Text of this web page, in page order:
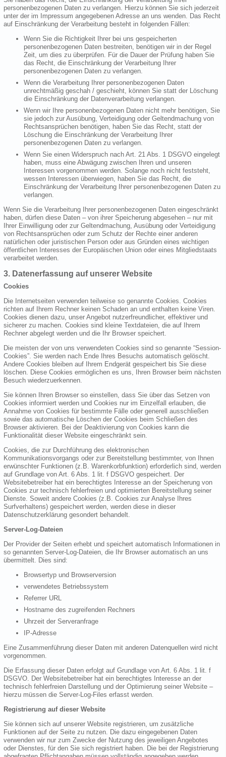
personenbezogenen Daten zu verlangen. Hierzu können Sie sich jederzeit
unter der im Impressum angegebenen Adresse an uns wenden. Das Recht
auf Einschränkung der Verarbeitung besteht in folgenden Fällen:
Wenn Sie die Richtigkeit Ihrer bei uns gespeicherten
personenbezogenen Daten bestreiten, benötigen wir in der Regel
Zeit, um dies zu überprüfen. Für die Dauer der Prüfung haben Sie
das Recht, die Einschränkung der Verarbeitung Ihrer
personenbezogenen Daten zu verlangen.
Wenn die Verarbeitung Ihrer personenbezogenen Daten
unrechtmäßig geschah / geschieht, können Sie statt der Löschung
die Einschränkung der Datenverarbeitung verlangen.
Wenn wir Ihre personenbezogenen Daten nicht mehr benötigen, Sie
sie jedoch zur Ausübung, Verteidigung oder Geltendmachung von
Rechtsansprüchen benötigen, haben Sie das Recht, statt der
Löschung die Einschränkung der Verarbeitung Ihrer
personenbezogenen Daten zu verlangen.
Wenn Sie einen Widerspruch nach Art. 21 Abs. 1 DSGVO eingelegt
haben, muss eine Abwägung zwischen Ihren und unseren
Interessen vorgenommen werden. Solange noch nicht feststeht,
wessen Interessen überwiegen, haben Sie das Recht, die
Einschränkung der Verarbeitung Ihrer personenbezogenen Daten zu
verlangen.
Wenn Sie die Verarbeitung Ihrer personenbezogenen Daten eingeschränkt
haben, dürfen diese Daten – von ihrer Speicherung abgesehen – nur mit
Ihrer Einwilligung oder zur Geltendmachung, Ausübung oder Verteidigung
von Rechtsansprüchen oder zum Schutz der Rechte einer anderen
natürlichen oder juristischen Person oder aus Gründen eines wichtigen
öffentlichen Interesses der Europäischen Union oder eines Mitgliedstaats
verarbeitet werden.
3. Datenerfassung auf unserer Website
Cookies
Die Internetseiten verwenden teilweise so genannte Cookies. Cookies
richten auf Ihrem Rechner keinen Schaden an und enthalten keine Viren.
Cookies dienen dazu, unser Angebot nutzerfreundlicher, effektiver und
sicherer zu machen. Cookies sind kleine Textdateien, die auf Ihrem
Rechner abgelegt werden und die Ihr Browser speichert.
Die meisten der von uns verwendeten Cookies sind so genannte “Session-
Cookies”. Sie werden nach Ende Ihres Besuchs automatisch gelöscht.
Andere Cookies bleiben auf Ihrem Endgerät gespeichert bis Sie diese
löschen. Diese Cookies ermöglichen es uns, Ihren Browser beim nächsten
Besuch wiederzuerkennen.
Sie können Ihren Browser so einstellen, dass Sie über das Setzen von
Cookies informiert werden und Cookies nur im Einzelfall erlauben, die
Annahme von Cookies für bestimmte Fälle oder generell ausschließen
sowie das automatische Löschen der Cookies beim Schließen des
Browser aktivieren. Bei der Deaktivierung von Cookies kann die
Funktionalität dieser Website eingeschränkt sein.
Cookies, die zur Durchführung des elektronischen
Kommunikationsvorgangs oder zur Bereitstellung bestimmter, von Ihnen
erwünschter Funktionen (z.B. Warenkorbfunktion) erforderlich sind, werden
auf Grundlage von Art. 6 Abs. 1 lit. f DSGVO gespeichert. Der
Websitebetreiber hat ein berechtigtes Interesse an der Speicherung von
Cookies zur technisch fehlerfreien und optimierten Bereitstellung seiner
Dienste. Soweit andere Cookies (z.B. Cookies zur Analyse Ihres
Surfverhaltens) gespeichert werden, werden diese in dieser
Datenschutzerklärung gesondert behandelt.
Server-Log-Dateien
Der Provider der Seiten erhebt und speichert automatisch Informationen in
so genannten Server-Log-Dateien, die Ihr Browser automatisch an uns
übermittelt. Dies sind:
Browsertyp und Browserversion
verwendetes Betriebssystem
Referrer URL
Hostname des zugreifenden Rechners
Uhrzeit der Serveranfrage
IP-Adresse
Eine Zusammenführung dieser Daten mit anderen Datenquellen wird nicht
vorgenommen.
Die Erfassung dieser Daten erfolgt auf Grundlage von Art. 6 Abs. 1 lit. f
DSGVO. Der Websitebetreiber hat ein berechtigtes Interesse an der
technisch fehlerfreien Darstellung und der Optimierung seiner Website –
hierzu müssen die Server-Log-Files erfasst werden.
Registrierung auf dieser Website
Sie können sich auf unserer Website registrieren, um zusätzliche
Funktionen auf der Seite zu nutzen. Die dazu eingegebenen Daten
verwenden wir nur zum Zwecke der Nutzung des jeweiligen Angebotes
oder Dienstes, für den Sie sich registriert haben. Die bei der Registrierung